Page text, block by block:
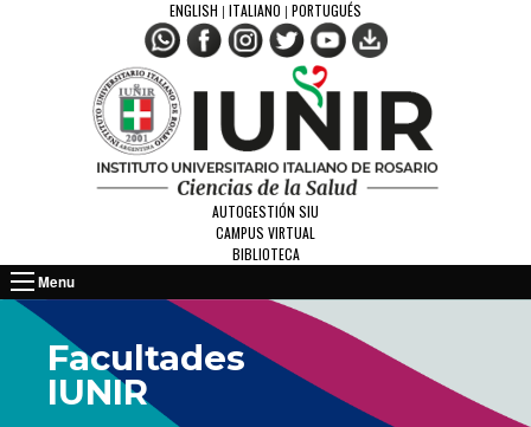
ENGLISH | ITALIANO | PORTUGUÉS
AUTOGESTIÓN SIU
CAMPUS VIRTUAL
BIBLIOTECA
Menu
Facultades
IUNIR